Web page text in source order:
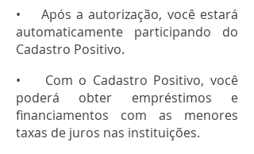
• Após a autorização, você estará
automaticamente participando do
Cadastro Positivo.
• Com o Cadastro Positivo, você
poderá obter empréstimos e
financiamentos com as menores
taxas de juros nas instituições.